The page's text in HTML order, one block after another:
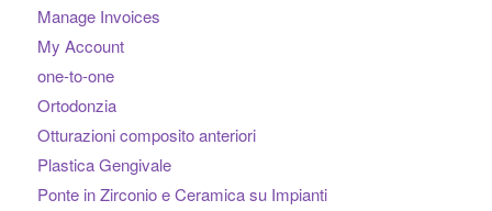
Manage Invoices
My Account
one-to-one
Ortodonzia
Otturazioni composito anteriori
Plastica Gengivale
Ponte in Zirconio e Ceramica su Impianti